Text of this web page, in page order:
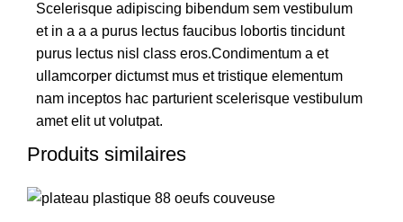
Scelerisque adipiscing bibendum sem vestibulum
et in a a a purus lectus faucibus lobortis tincidunt
purus lectus nisl class eros.Condimentum a et
ullamcorper dictumst mus et tristique elementum
nam inceptos hac parturient scelerisque vestibulum
amet elit ut volutpat.
Produits similaires